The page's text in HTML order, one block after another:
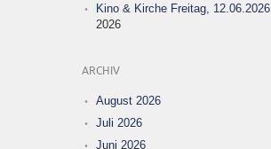
Kino & Kirche Freitag, 12.06.2026
2026
ARCHIV
August 2026
Juli 2026
Juni 2026